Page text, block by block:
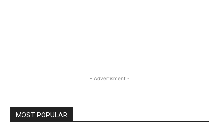
- Advertisment -
MOST POPULAR